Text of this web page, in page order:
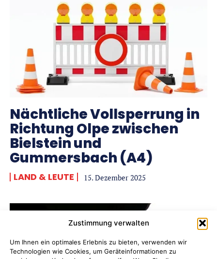
Zustimmung verwalten
Um Ihnen ein optimales Erlebnis zu bieten, verwenden wir
Technologien wie Cookies, um Geräteinformationen zu
Nächtliche Vollsperrung in
Richtung Olpe zwischen
Bielstein und
Gummersbach (A4)
LAND & LEUTE 15. Dezember 2025